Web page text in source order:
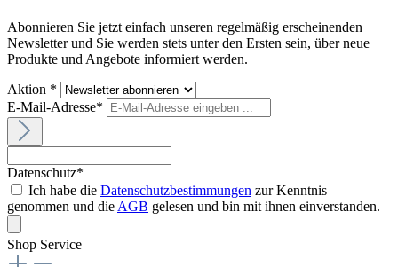
Abonnieren Sie jetzt einfach unseren regelmäßig erscheinenden
Newsletter und Sie werden stets unter den Ersten sein, über neue
Produkte und Angebote informiert werden.
Aktion *
E-Mail-Adresse*
Datenschutz*
Ich habe die Datenschutzbestimmungen zur Kenntnis
genommen und die AGB gelesen und bin mit ihnen einverstanden.
Shop Service